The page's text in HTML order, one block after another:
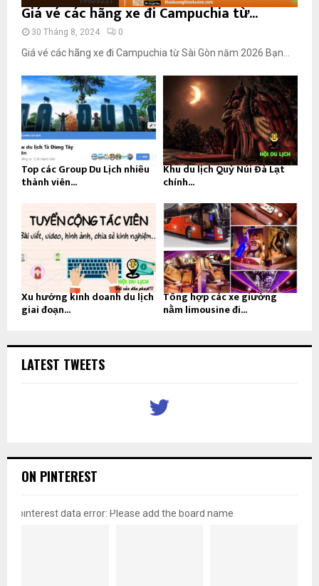
Giá vé các hãng xe đi Campuchia từ...
30 Tháng 8, 2024 0
Giá vé các hãng xe đi Campuchia từ Sài Gòn năm 2026 Bạn...
Top các Group Du Lịch nhiều
thành viên...
Khu du lịch Quỷ Núi Đà Lạt
chính...
Xu hướng kinh doanh du lịch
giai đoạn...
Tổng hợp các xe giường
nằm limousine đi...
LATEST TWEETS
ON PINTEREST
pinterest data error: Please add the board name